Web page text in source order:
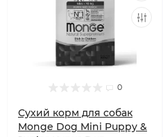
0
Сухий корм для собак
Monge Dog Mini Puppy &